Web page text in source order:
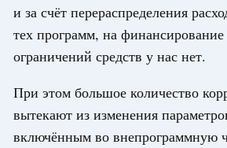
и за счёт перераспределения
тех программ, на
ограничений средств у нас нет.
При этом большое количество
вытекают из изменения
включённым во внепрограммную